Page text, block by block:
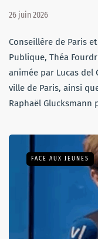
26 juin 2026
Conseillère de Paris
Publique, Théa
animée par Lucas del
ville de Paris, ainsi
Raphaël Glucksmann
FACE AUX JEUNES